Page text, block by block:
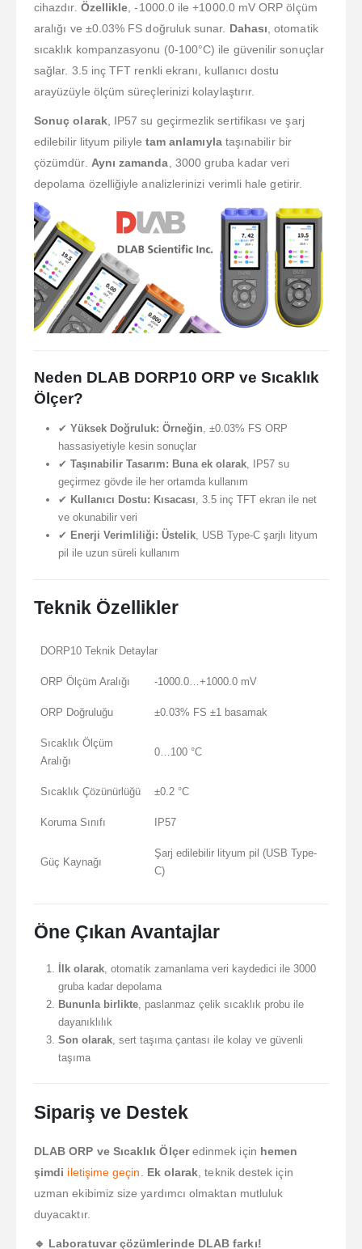
cihazdır. Özellikle , -1000.0 ile +1000.0 mV ORP ölçüm
aralığı ve ±0.03% FS doğruluk sunar. Dahası , otomatik
sıcaklık kompanzasyonu (0-100°C) ile güvenilir sonuçlar
sağlar. 3.5 inç TFT renkli ekranı, kullanıcı dostu
arayüzüyle ölçüm süreçlerinizi kolaylaştırır.
Sonuç olarak, IP57 su geçirmezlik sertifikası ve şarj
edilebilir lityum piliyle tam anlamıylataşınabilir bir
çözümdür. Aynı zamanda , 3000 gruba kadar veri
depolama özelliğiyle analizlerinizi verimli hale getirir.
Neden DLAB DORP10 ORP ve Sıcaklık
Ölçer?
✔ Yüksek Doğruluk: Örneğin, ±0.03% FS ORP
hassasiyetiyle kesin sonuçlar
✔ Taşınabilir Tasarım: Buna ek olarak, IP57 su
geçirmez gövde ile her ortamda kullanım
✔ Kullanıcı Dostu: Kısacası, 3.5 inç TFT ekran ile net
ve okunabilir veri
✔ Enerji Verimliliği: Üstelik, USB Type-C şarjlı lityum
pil ile uzun süreli kullanım
Teknik Özellikler
DORP10 Teknik Detaylar
ORP Ölçüm Aralığı -1000.0…+1000.0 mV
ORP Doğruluğu ±0.03% FS ±1 basamak
Sıcaklık Ölçüm
Aralığı
0…100 °C
Sıcaklık Çözünürlüğü ±0.2 °C
Koruma Sınıfı IP57
Güç Kaynağı
Şarj edilebilir lityum pil (USB Type-
C)
Öne Çıkan Avantajlar
İlk olarak, otomatik zamanlama veri kaydedici ile 3000
gruba kadar depolama
Bununla birlikte, paslanmaz çelik sıcaklık probu ile
dayanıklılık
Son olarak, sert taşıma çantası ile kolay ve güvenli
taşıma
Sipariş ve Destek
DLAB ORP ve Sıcaklık Ölçeredinmek için hemen
şimdi iletişime geçin Ek olarak , teknik destek için
uzman ekibimiz size yardımcı olmaktan mutluluk
duyacaktır.
🔹 Laboratuvar çözümlerinde DLAB farkı!